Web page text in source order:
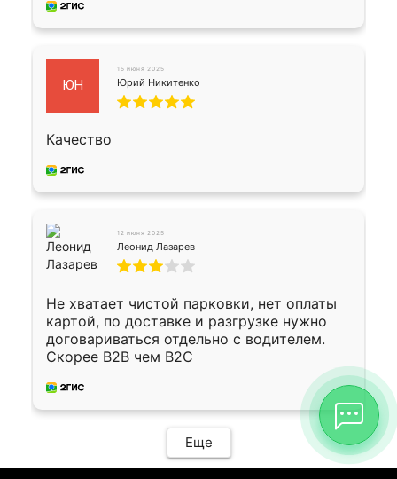
ЮН
15 июня 2025
Юрий Никитенко
Качество
12 июня 2025
Леонид Лазарев
Не хватает чистой парковки, нет оплаты
картой, по доставке и разгрузке нужно
договариваться отдельно с водителем.
Скорее B2B чем B2C
Еще